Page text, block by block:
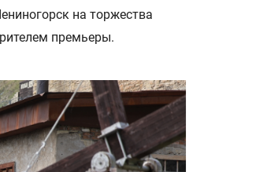
на торжества
премьеры.